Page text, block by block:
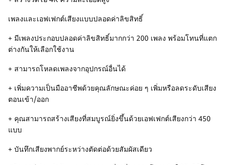
เพลงและเอฟเฟกต์เสียงแบบปลอดค่าลิขสิทธิ์
+ มีเพลงประกอบปลอดค่าลิขสิทธิ์มากกว่า 200 เพลง พร้อมโทนที่แตก
ต่างกันให้เลือกใช้งาน
+ สามารถโหลดเพลงจากอุปกรณ์อื่นได้
+ เพิ่มความเป็นมืออาชีพด้วยคุณลักษณะค่อย ๆ เพิ่มหรือลดระดับเสียง
ตอนเข้า/ออก
+ คุณสามารถสร้างเสียงที่สมบูรณ์ยิ่งขึ้นด้วยเอฟเฟกต์เสียงกว่า 450
แบบ
+ บันทึกเสียงพากย์ระหว่างตัดต่อด้วยสัมผัสเดียว